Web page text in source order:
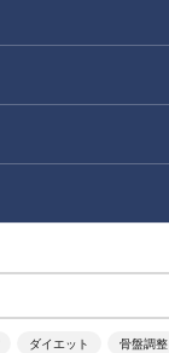
ダイエット 骨盤調整